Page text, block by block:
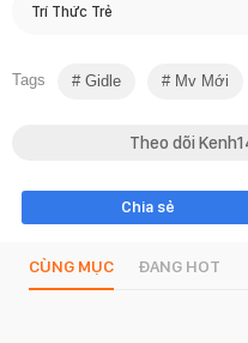
Trí Thức Trẻ
Tags Gidle Mv Mới
Theo dõi
Chia sẻ
CÙNG MỤC ĐANG HOT